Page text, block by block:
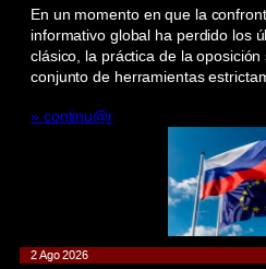
En un momento en que la
informativo global ha perdido los
clásico, la práctica de la
conjunto de herramientas
» continu@r
2 Ago 2026